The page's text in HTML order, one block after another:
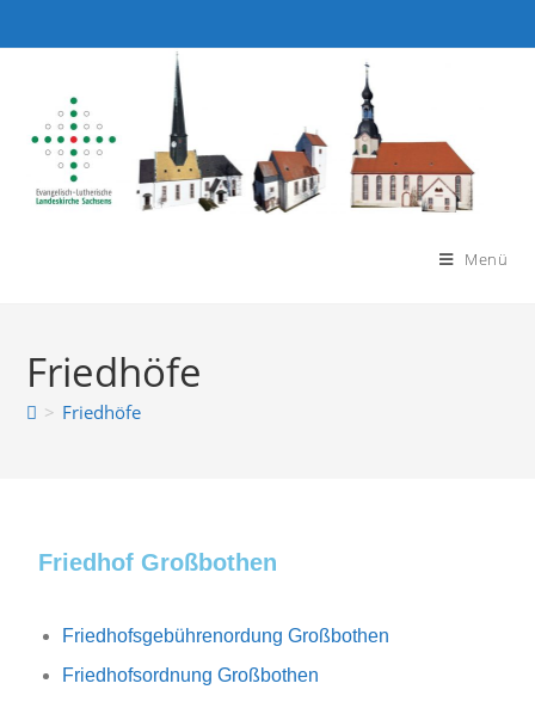
Menü
Friedhöfe
> Friedhöfe
Friedhof Großbothen
Friedhofsgebührenordung Großbothen
Friedhofsordnung Großbothen